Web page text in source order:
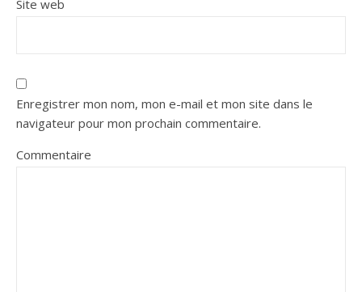
Site web
Enregistrer mon nom, mon e-mail et mon site dans le
navigateur pour mon prochain commentaire.
Commentaire